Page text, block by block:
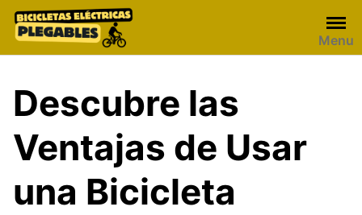
Skip
Menu
Descubre las
Ventajas de Usar
una Bicicleta